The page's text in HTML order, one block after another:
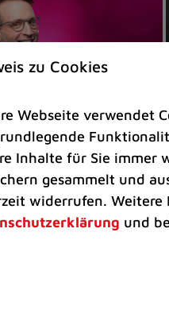
Kunst & Kultur
Benni Stark
witzig ist!“ am
Sommerbühne an
zu Cookies
Webseite verwendet
Inhalte für Sie immer
gesammelt und
widerrufen. Weitere
und